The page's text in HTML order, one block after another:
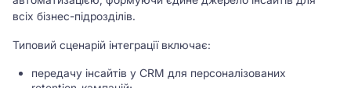
всіх бізнес-підрозділів.
Типовий сценарій інтеграції включає:
передачу інсайтів у CRM для персоналізованих